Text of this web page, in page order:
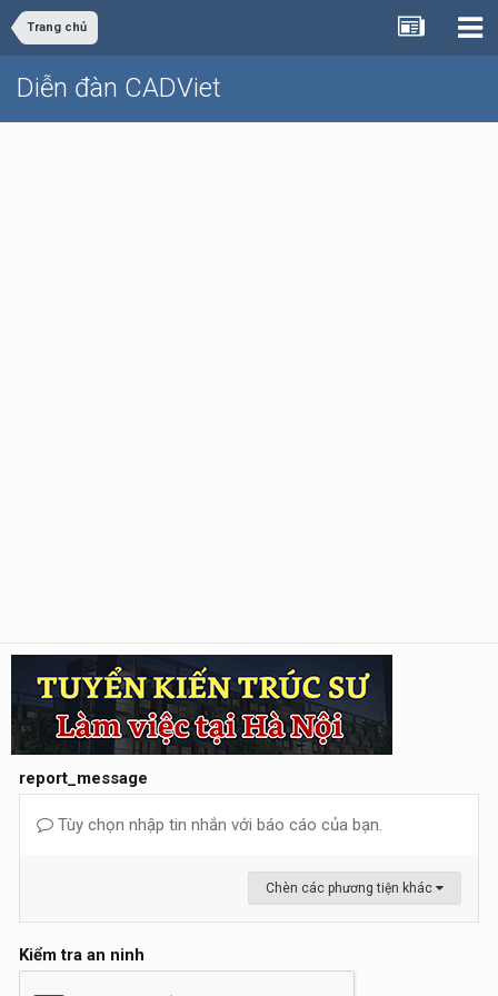
Trang chủ
Diễn đàn CADViet
report_message
Tùy chọn nhập tin nhắn với báo cáo của bạn.
Chèn các phương tiện khác
Kiểm tra an ninh